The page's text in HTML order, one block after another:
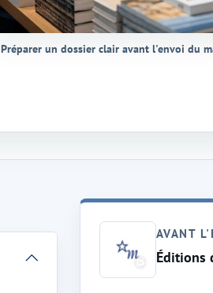
Préparer un dossier clair avant l'envoi du
AVANT
Éditions